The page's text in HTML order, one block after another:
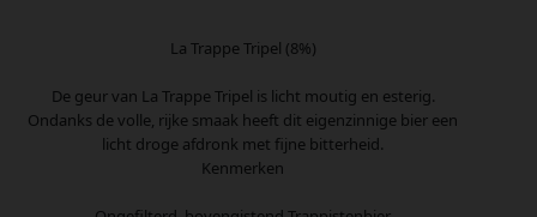
La Trappe Tripel (8%)
De geur van La Trappe Tripel is licht moutig en esterig.
Ondanks de volle, rijke smaak heeft dit eigenzinnige bier een
licht droge afdronk met fijne bitterheid.
Kenmerken